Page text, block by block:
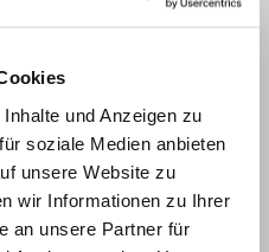
und Anzeigen zu
soziale Medien anbieten
unsere Website zu
wir Informationen zu Ihrer
an unsere Partner für